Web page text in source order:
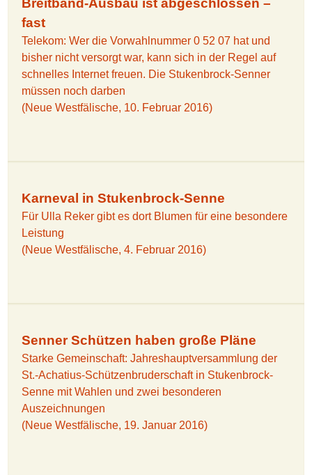
Breitband-Ausbau ist abgeschlossen –
fast
Telekom: Wer die Vorwahlnummer 0 52 07 hat und
bisher nicht versorgt war, kann sich in der Regel auf
schnelles Internet freuen. Die Stukenbrock-Senner
müssen noch darben
(Neue Westfälische, 10. Februar 2016)
Karneval in Stukenbrock-Senne
Für Ulla Reker gibt es dort Blumen für eine besondere
Leistung
(Neue Westfälische, 4. Februar 2016)
Senner Schützen haben große Pläne
Starke Gemeinschaft: Jahreshauptversammlung der
St.-Achatius-Schützenbruderschaft in Stukenbrock-
Senne mit Wahlen und zwei besonderen
Auszeichnungen
(Neue Westfälische, 19. Januar 2016)